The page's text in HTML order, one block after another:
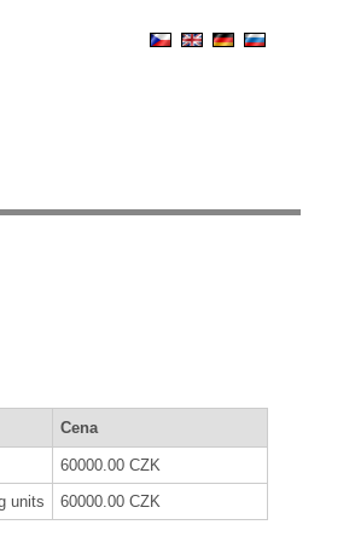
Cena
60000.00 CZK
units 60000.00 CZK